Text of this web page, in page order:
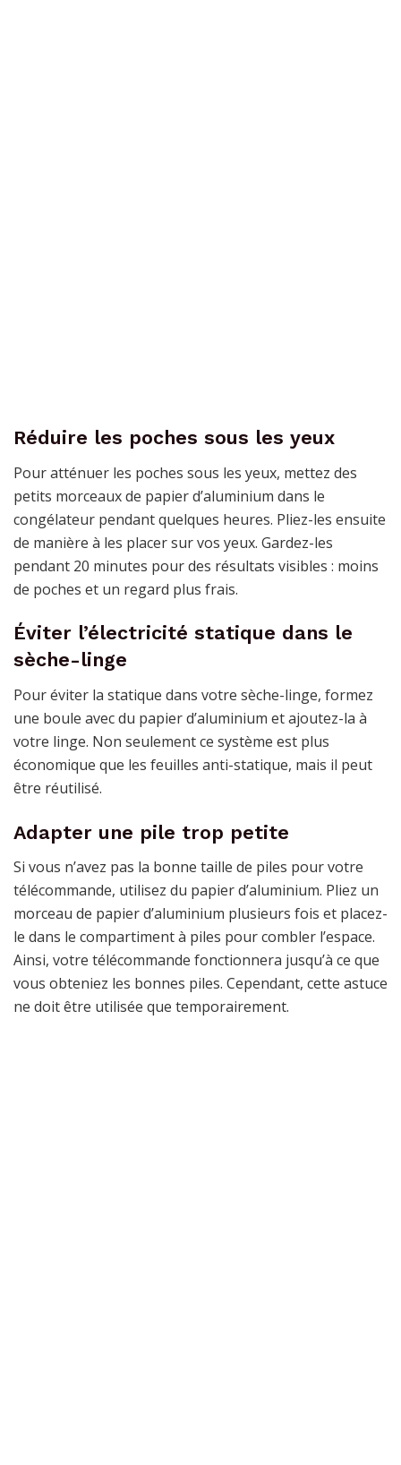
Réduire les poches sous les yeux
Pour atténuer les poches sous les yeux, mettez des
petits morceaux de papier d’aluminium dans le
congélateur pendant quelques heures. Pliez-les ensuite
de manière à les placer sur vos yeux. Gardez-les
pendant 20 minutes pour des résultats visibles : moins
de poches et un regard plus frais.
Éviter l’électricité statique dans le
sèche-linge
Pour éviter la statique dans votre sèche-linge, formez
une boule avec du papier d’aluminium et ajoutez-la à
votre linge. Non seulement ce système est plus
économique que les feuilles anti-statique, mais il peut
être réutilisé.
Adapter une pile trop petite
Si vous n’avez pas la bonne taille de piles pour votre
télécommande, utilisez du papier d’aluminium. Pliez un
morceau de papier d’aluminium plusieurs fois et placez-
le dans le compartiment à piles pour combler l’espace.
Ainsi, votre télécommande fonctionnera jusqu’à ce que
vous obteniez les bonnes piles. Cependant, cette astuce
ne doit être utilisée que temporairement.